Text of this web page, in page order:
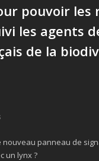
pouvoir les
les agents
de la
nouveau panneau de
un lynx ?